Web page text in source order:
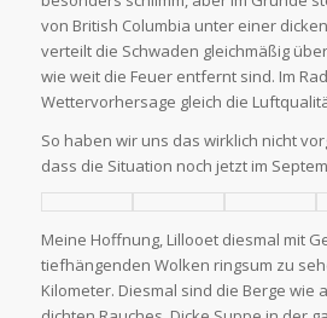
von British Columbia unter einer
verteilt die Schwaden gleichmäßig
wie weit die Feuer entfernt sind. Im
Wettervorhersage gleich die
So haben wir uns das wirklich nicht
dass die Situation noch jetzt im
Meine Hoffnung, Lillooet diesmal mit
tiefhängenden Wolken ringsum zu
Kilometer. Diesmal sind die Berge wie